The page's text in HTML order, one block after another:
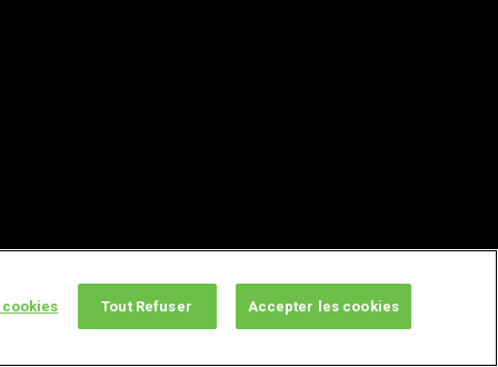
twitterfacebook
youtube
Tout Refuser Accepter les cookies